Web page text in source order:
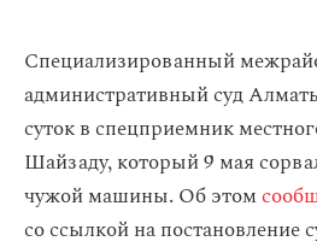
Специализированный
административный суд
суток в спецприемник
Шайзаду, который 9 мая
чужой машины. Об этом
со ссылкой на постановление